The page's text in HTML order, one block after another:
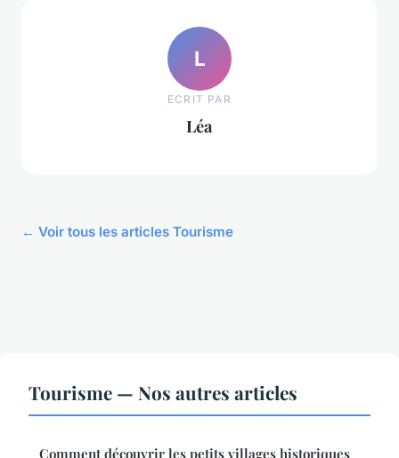
L
ECRIT PAR
Léa
← Voir tous les articles Tourisme
Tourisme — Nos autres articles
Comment découvrir les petits villages historiques